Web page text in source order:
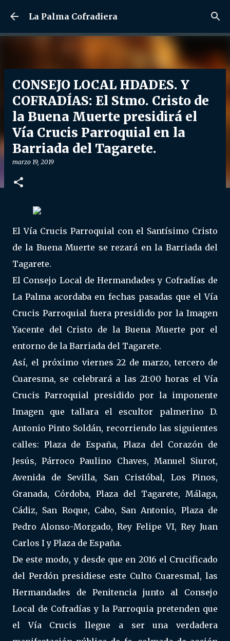
Ir al contenido principal
La Palma Cofradiera
CONSEJO LOCAL HDADES. Y
COFRADÍAS: El Stmo. Cristo de
la Buena Muerte presidirá el
Vía Crucis Parroquial en la
Barriada del Tagarete.
marzo 19, 2019
El Vía Crucis Parroquial con el Santísimo Cristo
de la Buena Muerte se rezará en la Barriada del
Tagarete.
El Consejo Local de Hermandades y Cofradías de
La Palma acordaba en fechas pasadas que el Vía
Crucis Parroquial fuera presidido por la Imagen
Yacente del Cristo de la Buena Muerte por el
entorno de la Barriada del Tagarete.
Así, el próximo viernes 22 de marzo, tercero de
Cuaresma, se celebrará a las 21:00 horas el Vía
Crucis Parroquial presidido por la imponente
Imagen que tallara el escultor palmerino D.
Antonio Pinto Soldán, recorriendo las siguientes
calles: Plaza de España, Plaza del Corazón de
Jesús, Párroco Paulino Chaves, Manuel Siurot,
Avenida de Sevilla, San Cristóbal, Los Pinos,
Granada, Córdoba, Plaza del Tagarete, Málaga,
Cádiz, San Roque, Cabo, San Antonio, Plaza de
Pedro Alonso-Morgado, Rey Felipe VI, Rey Juan
Carlos I y Plaza de España.
De este modo, y desde que en 2016 el Crucificado
del Perdón presidiese este Culto Cuaresmal, las
Hermandades de Penitencia junto al Consejo
Local de Cofradías y la Parroquia pretenden que
el Vía Crucis llegue a ser una verdadera